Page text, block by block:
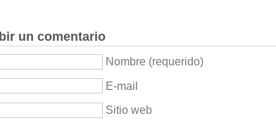
un comentario
Nombre (requerido)
E-mail
Sitio web